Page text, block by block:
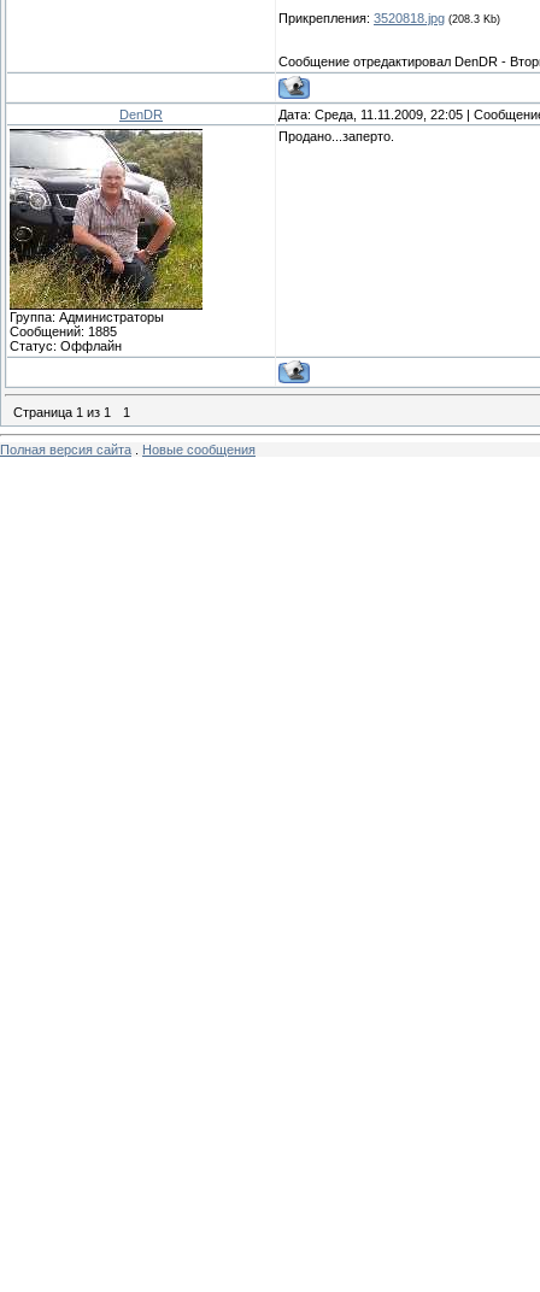
Прикрепления: 3520818.jpg (208.3 Kb)
Сообщение отредактировал DenDR -
DenDR Дата: Среда, 11.11.2009, 22:05 |
Группа: Администраторы
Сообщений: 1885
Статус: Оффлайн
Продано...заперто.
Страница 1 из 1 1
Полная версия сайта Новые сообщения